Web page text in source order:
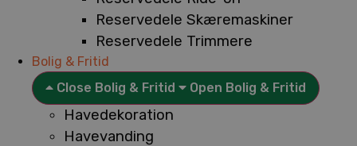
Reservedele Skæremaskiner
Reservedele Trimmere
Bolig & Fritid
Close Bolig & Fritid
Open Bolig & Fritid
Havedekoration
Havevanding